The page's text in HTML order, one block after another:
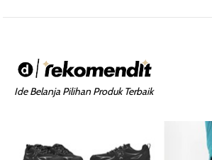
Ide Belanja Pilihan Produk Terbaik